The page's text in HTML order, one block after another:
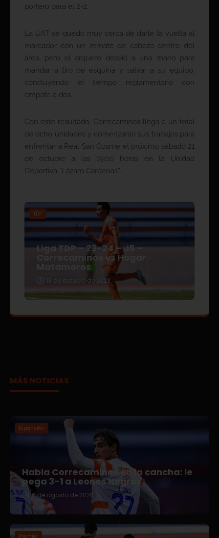
portero para el 2-2.
La UAT se quedó muy cerca de darle la vuelta al
marcador con un remate de cabeza dentro del
área, pero el arquero desvió a una mano para
mandar a tiro de esquina y salvar a su equipo,
concluyendo el tiempo reglamentario con
empate a dos.
Con este resultado, Correcaminos llega a un total
de ocho unidades y comenzarán sus trabajos para
enfrentar a Real San Cosme el próximo sábado 21
de octubre a las 19:00 horas en la Unidad
Deportiva “Lázaro Cárdenas”.
TDP
Liga TDP – 23-24 – J5 –
Correcaminos vs Hogar
Matamoros
13 de octubre de 2023
MÁS NOTICIAS
Expansión
Habla Correcaminos en la cancha: le
pega 3-1 a Leones Negros
6 de agosto de 2026
Premier